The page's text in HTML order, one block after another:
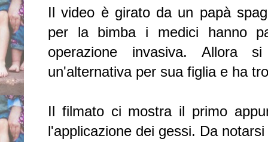
Il video è girato da un papà
per la bimba i medici hanno
operazione invasiva.
un'alternativa per sua figlia e ha
Il filmato ci mostra il primo
l'applicazione dei gessi. Da